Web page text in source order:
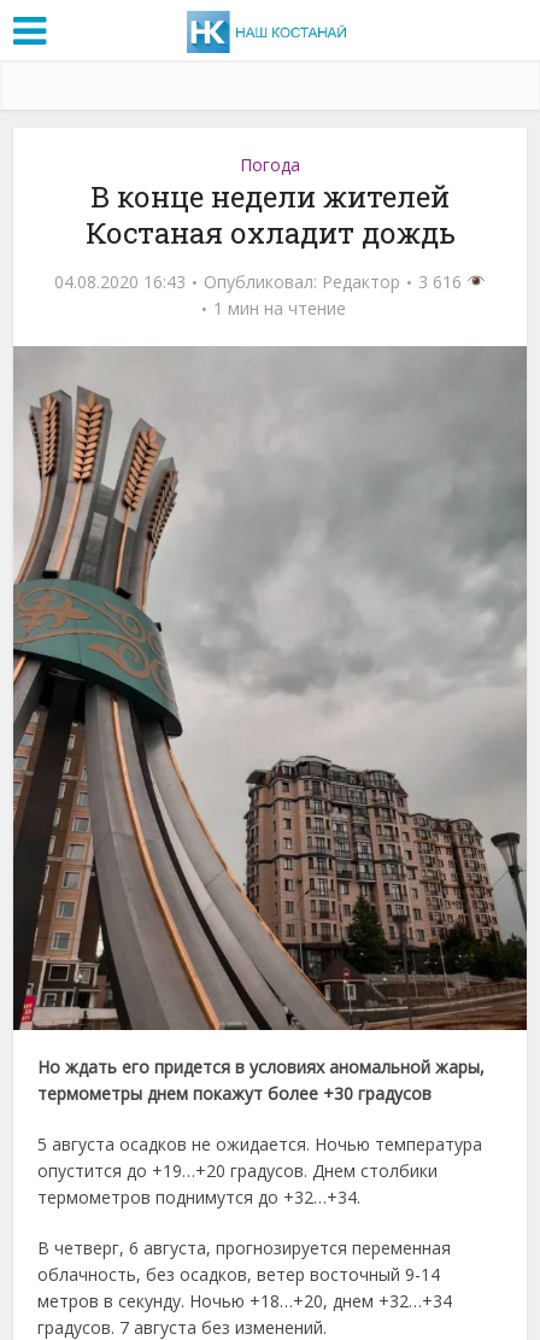
Погода
В конце недели жителей
Костаная охладит дождь
04.08.2020 16:43 Опубликовал: Редактор
3 616
1 мин на чтение
Но ждать его придется в условиях аномальной жары,
термометры днем покажут более +30 градусов
5 августа осадков не ожидается. Ночью температура
опустится до +19…+20 градусов. Днем столбики
термометров поднимутся до +32…+34.
В четверг, 6 августа, прогнозируется переменная
облачность, без осадков, ветер восточный 9-14
метров в секунду. Ночью +18…+20, днем +32…+34
градусов. 7 августа без изменений.